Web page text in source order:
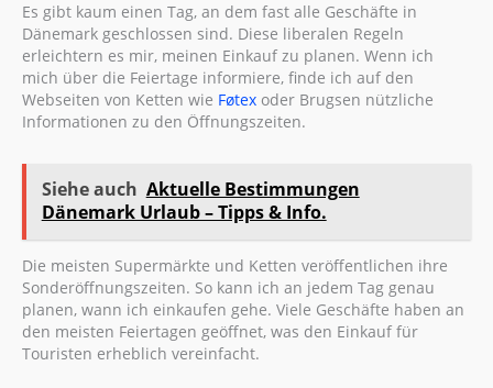
Es gibt kaum einen Tag, an dem fast alle Geschäfte in
Dänemark geschlossen sind. Diese liberalen Regeln
erleichtern es mir, meinen Einkauf zu planen. Wenn ich
mich über die Feiertage informiere, finde ich auf den
Webseiten von Ketten wie Føtex oder Brugsen nützliche
Informationen zu den Öffnungszeiten.
Siehe auch Aktuelle Bestimmungen
Dänemark Urlaub – Tipps & Info.
Die meisten Supermärkte und Ketten veröffentlichen ihre
Sonderöffnungszeiten. So kann ich an jedem Tag genau
planen, wann ich einkaufen gehe. Viele Geschäfte haben an
den meisten Feiertagen geöffnet, was den Einkauf für
Touristen erheblich vereinfacht.